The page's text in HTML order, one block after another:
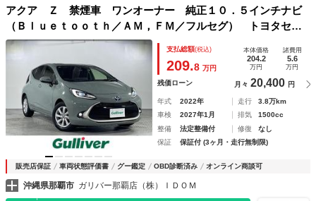
アクア Ｚ 禁煙車 ワンオーナー 純正１０．５インチナビ
（Ｂｌｕｅｔｏｏｔｈ／ＡＭ，ＦＭ／フルセグ） トヨタセー
フティセンス（プリクラッシュセーフティ／レーダークルーズ
コントロール／レーントレーシングアシスト）
支払総額(税込)
209.8 万円
本体価格
204.2
万円
諸費用
5.6
万円
残価ローン 月々 20,400 円
年式 2022年 走行
3.8万km
車検
2027年1月 排気
1500cc
整備
法定整備付 修復
なし
保証
保証付 (3ヶ月・走行無制限)
販売店保証 車両状態評価書 グー鑑定 OBD診断済み オンライン商談可
沖縄県那覇市 ガリバー那覇店（株）ＩＤＯＭ